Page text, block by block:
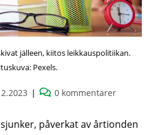
jälleen, kiitos leikkauspolitiikan.
Pexels.
0 kommentarer
påverkat av årtionden